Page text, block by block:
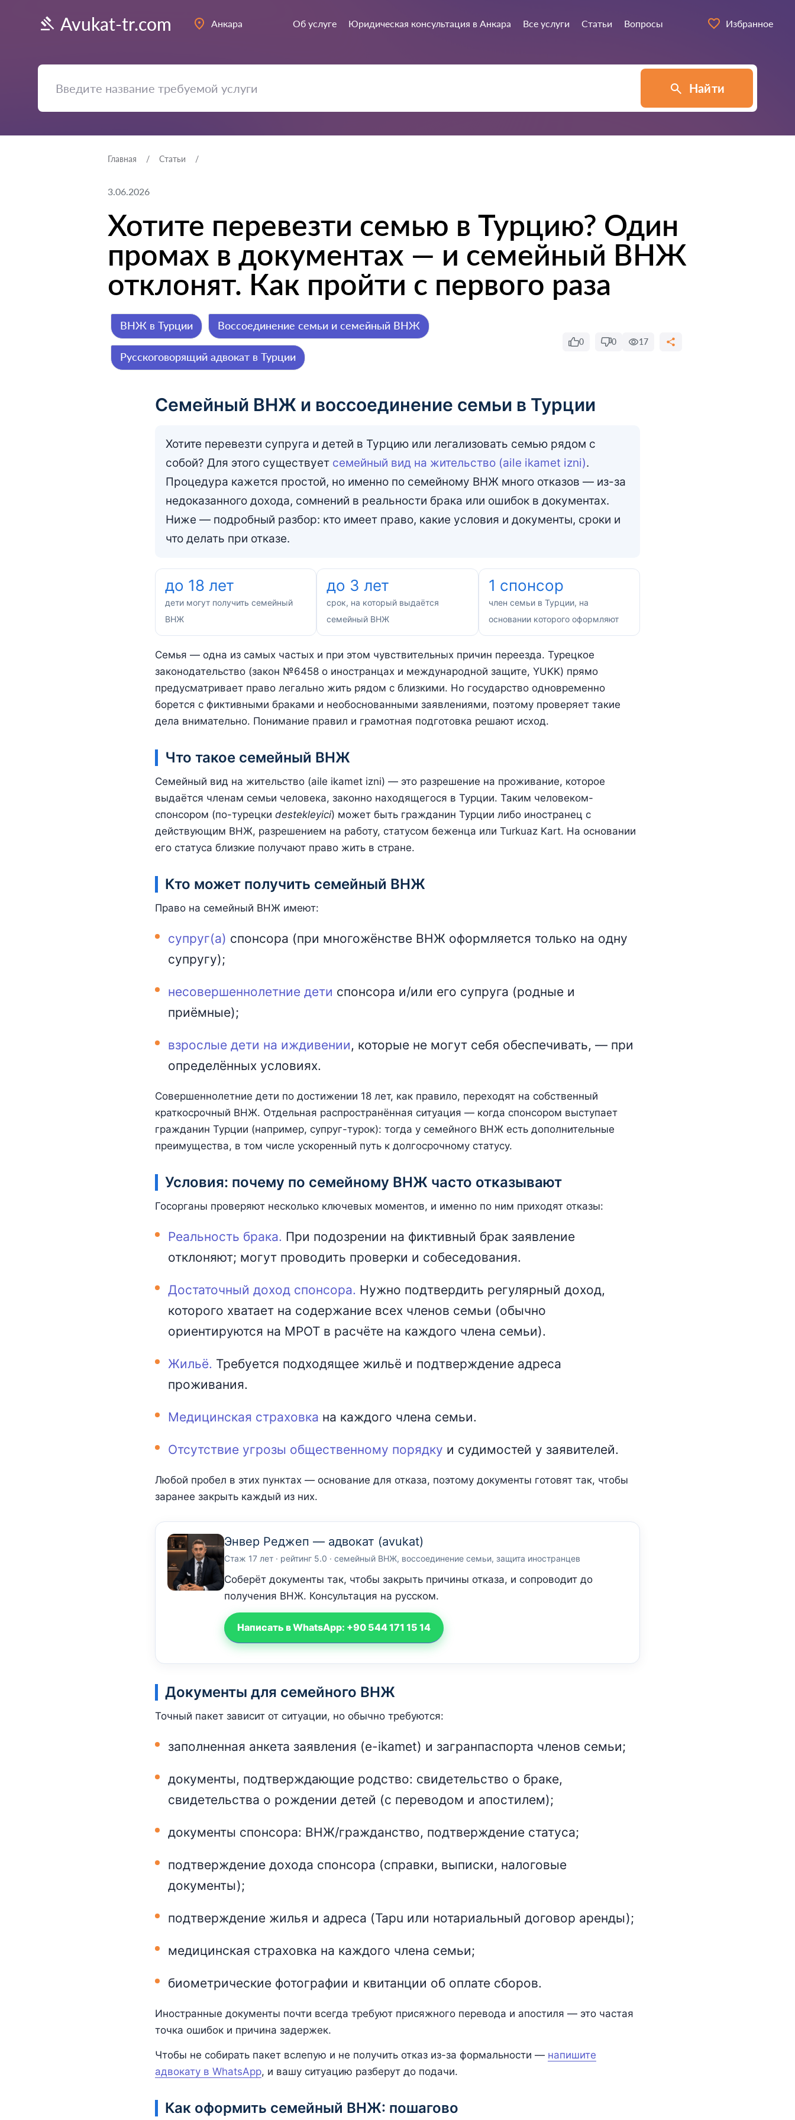
Avukat-tr.com Анкара Об услуге Юридическая консультация в Анкара Все услуги Статьи Вопросы Избранное
Найти
Главная Статьи
3.06.2026
Хотите перевезти семью в Турцию? Один
промах в документах — и семейный ВНЖ
отклонят. Как пройти с первого раза
ВНЖ в Турции Воссоединение семьи и семейный ВНЖ
Русскоговорящий адвокат в Турции
0 0 17
Семейный ВНЖ и воссоединение семьи в Турции
Хотите перевезти супруга и детей в Турцию или легализовать семью рядом с
собой? Для этого существует семейный вид на жительство (aile ikamet izni).
Процедура кажется простой, но именно по семейному ВНЖ много отказов — из-за
недоказанного дохода, сомнений в реальности брака или ошибок в документах.
Ниже — подробный разбор: кто имеет право, какие условия и документы, сроки и
что делать при отказе.
до 18 лет
дети могут получить семейный
ВНЖ
до 3 лет
срок, на который выдаётся
семейный ВНЖ
1 спонсор
член семьи в Турции, на
основании которого оформляют
Семья — одна из самых частых и при этом чувствительных причин переезда. Турецкое
законодательство (закон №6458 о иностранцах и международной защите, YUKK) прямо
предусматривает право легально жить рядом с близкими. Но государство одновременно
борется с фиктивными браками и необоснованными заявлениями, поэтому проверяет такие
дела внимательно. Понимание правил и грамотная подготовка решают исход.
Что такое семейный ВНЖ
Семейный вид на жительство (aile ikamet izni) — это разрешение на проживание, которое
выдаётся членам семьи человека, законно находящегося в Турции. Таким человеком-
спонсором (по-турецки destekleyici) может быть гражданин Турции либо иностранец с
действующим ВНЖ, разрешением на работу, статусом беженца или Turkuaz Kart. На основании
его статуса близкие получают право жить в стране.
Кто может получить семейный ВНЖ
Право на семейный ВНЖ имеют:
супруг(а) спонсора (при многожёнстве ВНЖ оформляется только на одну
супругу);
несовершеннолетние дети спонсора и/или его супруга (родные и
приёмные);
взрослые дети на иждивении, которые не могут себя обеспечивать, — при
определённых условиях.
Совершеннолетние дети по достижении 18 лет, как правило, переходят на собственный
краткосрочный ВНЖ. Отдельная распространённая ситуация — когда спонсором выступает
гражданин Турции (например, супруг-турок): тогда у семейного ВНЖ есть дополнительные
преимущества, в том числе ускоренный путь к долгосрочному статусу.
Условия: почему по семейному ВНЖ часто отказывают
Госорганы проверяют несколько ключевых моментов, и именно по ним приходят отказы:
Реальность брака. При подозрении на фиктивный брак заявление
отклоняют; могут проводить проверки и собеседования.
Достаточный доход спонсора. Нужно подтвердить регулярный доход,
которого хватает на содержание всех членов семьи (обычно
ориентируются на МРОТ в расчёте на каждого члена семьи).
Жильё. Требуется подходящее жильё и подтверждение адреса
проживания.
Медицинская страховка на каждого члена семьи.
Отсутствие угрозы общественному порядку и судимостей у заявителей.
Любой пробел в этих пунктах — основание для отказа, поэтому документы готовят так, чтобы
заранее закрыть каждый из них.
Энвер Реджеп — адвокат (avukat)
Стаж 17 лет · рейтинг 5.0 · семейный ВНЖ, воссоединение семьи, защита иностранцев
Соберёт документы так, чтобы закрыть причины отказа, и сопроводит до
получения ВНЖ. Консультация на русском.
Написать в WhatsApp: +90 544 171 15 14
Документы для семейного ВНЖ
Точный пакет зависит от ситуации, но обычно требуются:
заполненная анкета заявления (e-ikamet) и загранпаспорта членов семьи;
документы, подтверждающие родство: свидетельство о браке,
свидетельства о рождении детей (с переводом и апостилем);
документы спонсора: ВНЖ/гражданство, подтверждение статуса;
подтверждение дохода спонсора (справки, выписки, налоговые
документы);
подтверждение жилья и адреса (Tapu или нотариальный договор аренды);
медицинская страховка на каждого члена семьи;
биометрические фотографии и квитанции об оплате сборов.
Иностранные документы почти всегда требуют присяжного перевода и апостиля — это частая
точка ошибок и причина задержек.
Чтобы не собирать пакет вслепую и не получить отказ из-за формальности — напишите
адвокату в WhatsApp, и вашу ситуацию разберут до подачи.
Как оформить семейный ВНЖ: пошагово